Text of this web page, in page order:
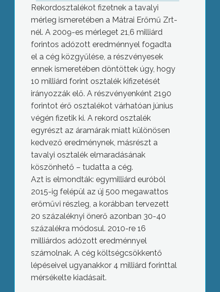
Rekordosztalékot fizetnek a tavalyi
mérleg ismeretében a Mátrai Erőmű Zrt-
nél. A 2009-es mérleget 21,6 milliárd
forintos adózott eredménnyel fogadta
el a cég közgyűlése, a részvényesek
ennek ismeretében döntöttek úgy, hogy
10 milliárd forint osztalék kifizetését
irányozzák elő. A részvényenként 2190
forintot érő osztalékot várhatóan június
végén fizetik ki. A rekord osztalék
egyrészt az áramárak miatt különösen
kedvező eredménynek, másrészt a
tavalyi osztalék elmaradásának
köszönhető – tudatta a cég.
Azt is elmondták: egymilliárd euróból
2015-ig felépül az új 500 megawattos
erőművi részleg, a korábban tervezett
20 százaléknyi önerő azonban 30-40
százalékra módosul. 2010-re 16
milliárdos adózott eredménnyel
számolnak. A cég költségcsökkentő
lépéseivel ugyanakkor 4 milliárd forinttal
mérsékelte kiadásait.